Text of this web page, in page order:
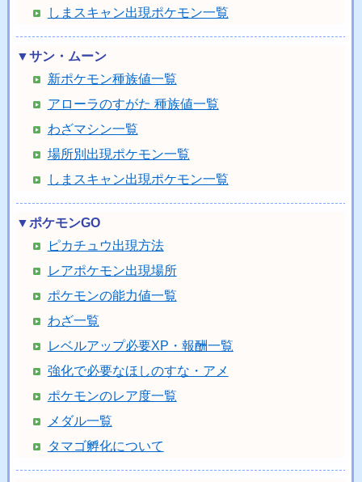
しまスキャン出現ポケモン一覧
▼サン・ムーン
新ポケモン種族値一覧
アローラのすがた 種族値一覧
わざマシン一覧
場所別出現ポケモン一覧
しまスキャン出現ポケモン一覧
▼ポケモンGO
ピカチュウ出現方法
レアポケモン出現場所
ポケモンの能力値一覧
わざ一覧
レベルアップ必要XP・報酬一覧
強化で必要なほしのすな・アメ
ポケモンのレア度一覧
メダル一覧
タマゴ孵化について